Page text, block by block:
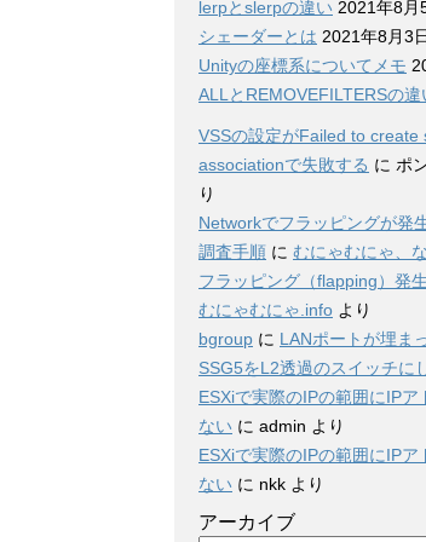
lerpとslerpの違い 2021年8月
シェーダーとは 2021年8月3
Unityの座標系についてメモ
ALLとREMOVEFILTERSの違
VSSの設定がFailed to create
associationで失敗する に ポ
り
Networkでフラッピングが発
調査手順 に むにゃむにゃ、
フラッピング（flapping）発
むにゃむにゃ.info より
bgroup に LANポートが埋ま
SSG5をL2透過のスイッチに
ESXiで実際のIPの範囲にIPア
ない に admin より
ESXiで実際のIPの範囲にIPア
ない に nkk より
アーカイブ